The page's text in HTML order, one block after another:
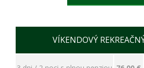
VÍKENDOVÝ